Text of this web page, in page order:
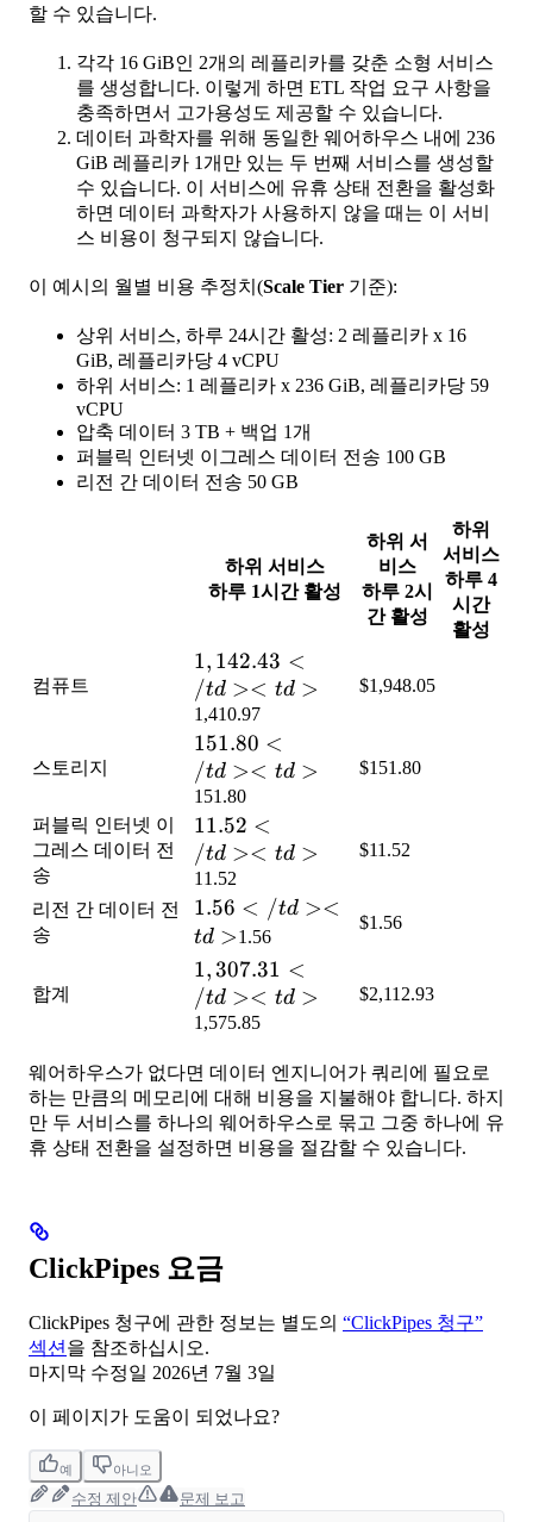
할 수 있습니다.
각각 16 GiB인 2개의 레플리카를 갖춘 소형 서비스
를 생성합니다. 이렇게 하면 ETL 작업 요구 사항을
충족하면서 고가용성도 제공할 수 있습니다.
데이터 과학자를 위해 동일한 웨어하우스 내에 236
GiB 레플리카 1개만 있는 두 번째 서비스를 생성할
수 있습니다. 이 서비스에 유휴 상태 전환을 활성화
하면 데이터 과학자가 사용하지 않을 때는 이 서비
스 비용이 청구되지 않습니다.
이 예시의 월별 비용 추정치(Scale Tier 기준):
상위 서비스, 하루 24시간 활성: 2 레플리카 x 16
GiB, 레플리카당 4 vCPU
하위 서비스: 1 레플리카 x 236 GiB, 레플리카당 59
vCPU
압축 데이터 3 TB + 백업 1개
퍼블릭 인터넷 이그레스 데이터 전송 100 GB
리전 간 데이터 전송 50 GB
하위 서비스
하루 1시간 활성
하위 서
비스
하루 2시
간 활성
하위
서비스
하루 4
시간
활성
컴퓨트
1,142.43</td>
<td>
1, 142.43 <
/td >< td >
1,410.97
$1,948.05
스토리지
151.80</td>
<td>
151.80 <
/td >< td >
151.80
$151.80
퍼블릭 인터넷 이
그레스 데이터 전
송
11.52</td>
<td>
11.52 <
/td >< td >
11.52
$11.52
리전 간 데이터 전
송
1.56</td>
<td>
1.56 < /td ><
td >1.56
$1.56
합계
1,307.31</td>
<td>
1,307.31 <
/td >< td >
1,575.85
$2,112.93
웨어하우스가 없다면 데이터 엔지니어가 쿼리에 필요로
하는 만큼의 메모리에 대해 비용을 지불해야 합니다. 하지
만 두 서비스를 하나의 웨어하우스로 묶고 그중 하나에 유
휴 상태 전환을 설정하면 비용을 절감할 수 있습니다.
ClickPipes 요금
ClickPipes 청구에 관한 정보는 별도의 “ClickPipes 청구”
섹션 을 참조하십시오.
마지막 수정일 2026년 7월 3일
이 페이지가 도움이 되었나요?
예 아니오
수정 제안 문제 보고